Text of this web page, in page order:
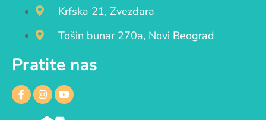
Krfska 21, Zvezdara
Tošin bunar 270a, Novi Beograd
Pratite nas